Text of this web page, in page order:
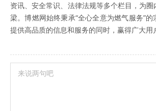
资讯、安全常识、法律法规等多个栏目，为
梁。博燃网始终秉承“全心全意为燃气服务”
提供高品质的信息和服务的同时，赢得广大用